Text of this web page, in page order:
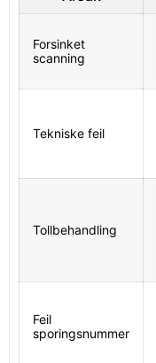
Forsinket
scanning
Tekniske feil
Tollbehandling
Feil
sporingsnummer